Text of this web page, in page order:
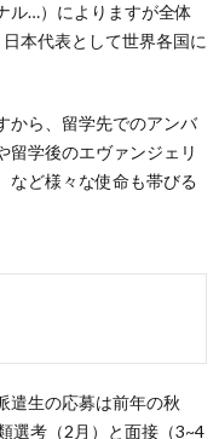
ル…）によりますが全体
本代表として世界各国に
から、留学先でのアンバ
留学後のエヴァンジェリ
など様々な使命も帯びる
遣生の応募は前年の秋
選考（2月）と面接（3~4